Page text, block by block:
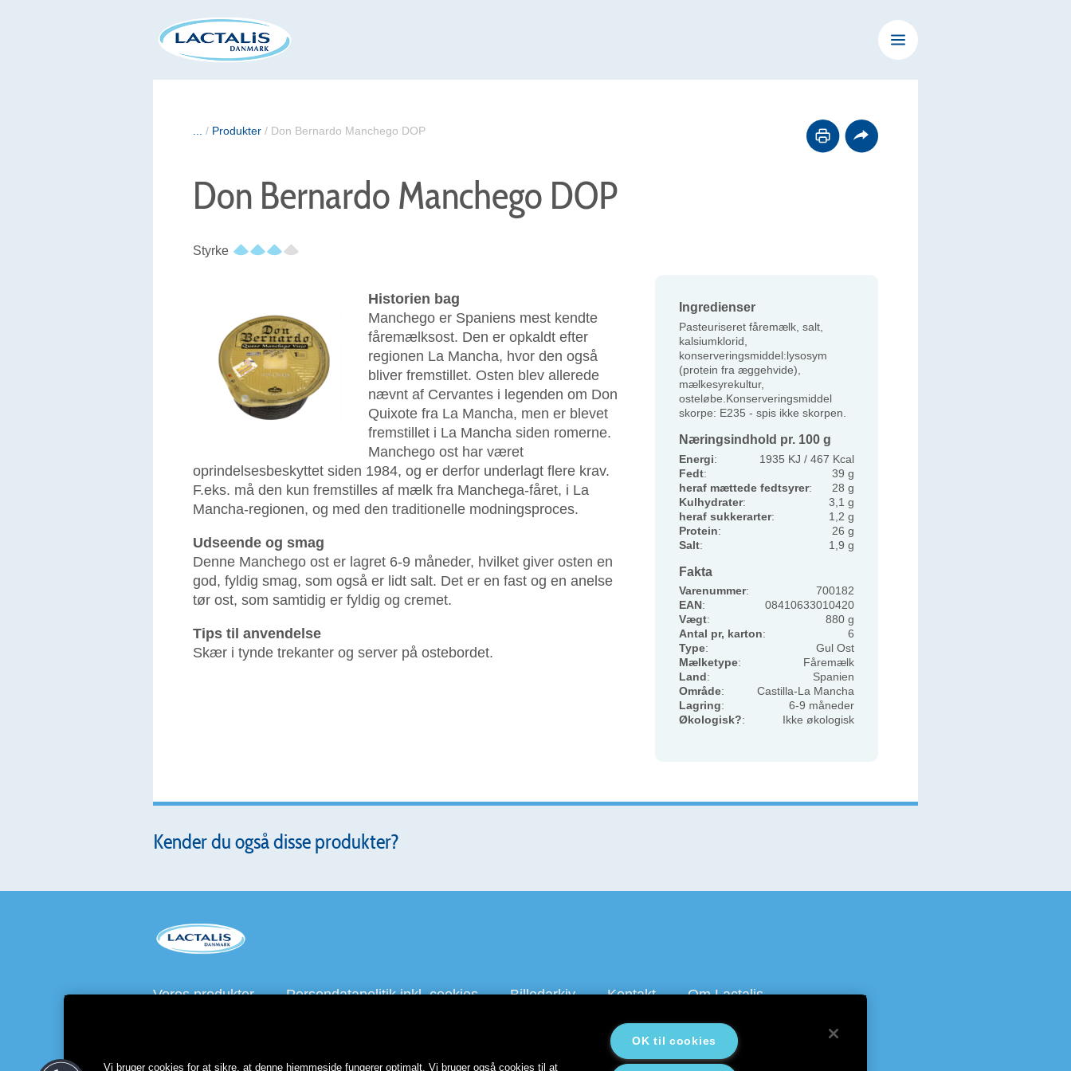
/ Produkter / Don Bernardo Manchego DOP
Don Bernardo Manchego DOP
Styrke
Historien bag
Manchego er Spaniens mest kendte
fåremælksost. Den er opkaldt efter
regionen La Mancha, hvor den også
bliver fremstillet. Osten blev allerede
nævnt af Cervantes i legenden om Don
Quixote fra La Mancha, men er blevet
fremstillet i La Mancha siden romerne.
Manchego ost har været
oprindelsesbeskyttet siden 1984, og er derfor underlagt flere krav.
F.eks. må den kun fremstilles af mælk fra Manchega-fåret, i La
Mancha-regionen, og med den traditionelle modningsproces.
Udseende og smag
Denne Manchego ost er lagret 6-9 måneder, hvilket giver osten en
god, fyldig smag, som også er lidt salt. Det er en fast og en anelse
tør ost, som samtidig er fyldig og cremet.
Tips til anvendelse
Skær i tynde trekanter og server på ostebordet.
Ingredienser
Pasteuriseret fåremælk, salt,
kalsiumklorid,
konserveringsmiddel:lysosym
(protein fra æggehvide),
mælkesyrekultur,
osteløbe.Konserveringsmiddel
skorpe: E235 - spis ikke skorpen.
Næringsindhold pr. 100 g
Energi:
1935 KJ / 467 Kcal
Fedt:
39 g
heraf mættede fedtsyrer:
28 g
Kulhydrater:
3,1 g
heraf sukkerarter:
1,2 g
Protein:
26 g
Salt: 1,9 g
Fakta
Varenummer:
700182
EAN:
08410633010420
Vægt:
880 g
Antal pr, karton:
6
Type:
Gul Ost
Mælketype:
Fåremælk
Land:
Spanien
Område:
Castilla-La Mancha
Lagring:
6-9 måneder
Økologisk?: Ikke økologisk
Kender du også disse produkter?
Vores produkter Persondatapolitik inkl. cookies Billedarkiv Kontakt Om Lactalis
Besøg også lactalisfoodservice.dk Galbani.dk president.dk staystrong.nu Lactalis på LinkedIn
Vi bruger cookies for at sikre, at denne hjemmeside fungerer optimalt. Vi bruger også cookies til at
OK til cookies